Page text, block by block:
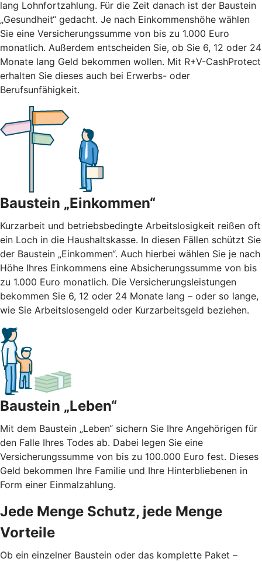
lang Lohnfortzahlung. Für die Zeit danach ist der Baustein
„Gesundheit“ gedacht. Je nach Einkommenshöhe wählen
Sie eine Versicherungssumme von bis zu 1.000 Euro
monatlich. Außerdem entscheiden Sie, ob Sie 6, 12 oder 24
Monate lang Geld bekommen wollen. Mit R+V-CashProtect
erhalten Sie dieses auch bei Erwerbs- oder
Berufsunfähigkeit.
Baustein „Einkommen“
Kurzarbeit und betriebsbedingte Arbeitslosigkeit reißen oft
ein Loch in die Haushaltskasse. In diesen Fällen schützt Sie
der Baustein „Einkommen“. Auch hierbei wählen Sie je nach
Höhe Ihres Einkommens eine Absicherungssumme von bis
zu 1.000 Euro monatlich. Die Versicherungsleistungen
bekommen Sie 6, 12 oder 24 Monate lang – oder so lange,
wie Sie Arbeitslosengeld oder Kurzarbeitsgeld beziehen.
Baustein „Leben“
Mit dem Baustein „Leben“ sichern Sie Ihre Angehörigen für
den Falle Ihres Todes ab. Dabei legen Sie eine
Versicherungssumme von bis zu 100.000 Euro fest. Dieses
Geld bekommen Ihre Familie und Ihre Hinterbliebenen in
Form einer Einmalzahlung.
Jede Menge Schutz, jede Menge
Vorteile
Ob ein einzelner Baustein oder das komplette Paket –